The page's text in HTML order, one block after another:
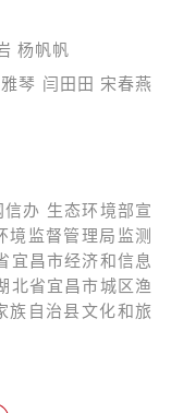
杨帆帆
琴 闫田田 宋春燕
办 生态环境部宣
境监督管理局监测
宜昌市经济和信息
北省宜昌市城区渔
族自治县文化和旅